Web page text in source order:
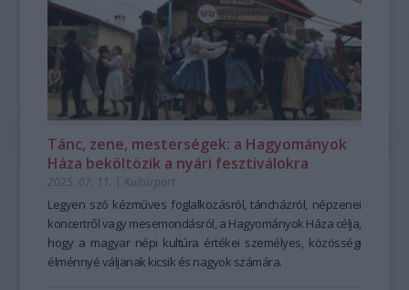
Tánc, zene, mesterségek: a Hagyományok
Háza beköltözik a nyári fesztiválokra
2025. 07. 11. | Kultúrpart
Legyen szó kézműves foglalkozásról, táncházról, népzenei
koncertről vagy mesemondásról, a Hagyományok Háza célja,
hogy a magyar népi kultúra értékei személyes, közösségi
élménnyé váljanak kicsik és nagyok számára.